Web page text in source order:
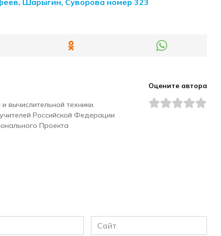
Шарыгин, Суворова номер 323
вычислительной техники.
Российской Федерации
Проекта
Оцените автора
Сайт